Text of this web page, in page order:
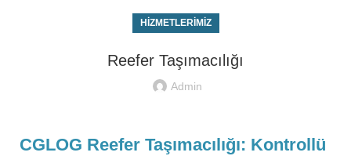
HIZMETLERIMIZ
Reefer Taşımacılığı
Admin
CGLOG Reefer Taşımacılığı: Kontrollü